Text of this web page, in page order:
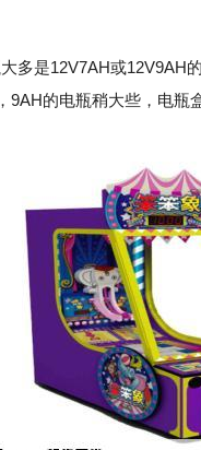
是12V7AH或12V9AH
的电瓶稍大些，电瓶